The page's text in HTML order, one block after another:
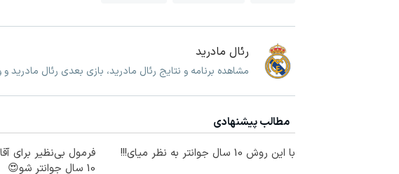
رئال مادرید
مشاهده برنامه و نتایج رئال مادرید، بازی بعدی رئال مادرید
مطالب پیشنهادی
با این روش 10 سال جوانتر به نظر میای!!!
فرمول بی‌نظیر برای
10 سال جوانتر شو😍